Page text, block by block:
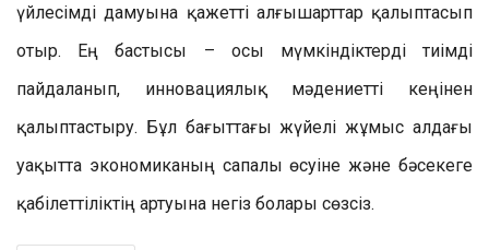
үйлесімді дамуына қажетті алғышарттар қалыптасып
отыр. Ең бастысы – осы мүмкіндіктерді тиімді
пайдаланып, инновациялық мәдениетті кеңінен
қалыптастыру. Бұл бағыттағы жүйелі жұмыс алдағы
уақытта экономиканың сапалы өсуіне және бәсекеге
қабілеттіліктің артуына негіз болары сөзсіз.